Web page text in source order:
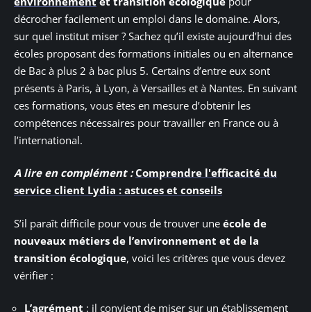
décrocher facilement un emploi dans le domaine. Alors,
sur quel institut miser ? Sachez qu’il existe aujourd’hui des
écoles proposant des formations initiales ou en alternance
de Bac à plus 2 à bac plus 5. Certains d’entre eux sont
présents à Paris, à Lyon, à Versailles et à Nantes. En suivant
ces formations, vous êtes en mesure d’obtenir les
compétences nécessaires pour travailler en France ou à
l’international.
A lire en complément : Comprendre l'efficacité du
service client Lydia : astuces et conseils
S’il paraît difficile pour vous de trouver une école de
nouveaux métiers de l’environnement et de la
transition écologique, voici les critères que vous devez
vérifier :
L’agrément : il convient de miser sur un établissement